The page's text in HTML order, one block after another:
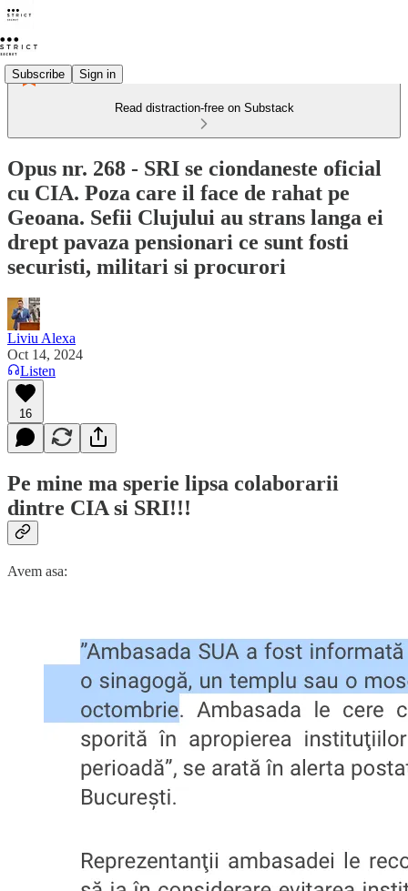
Subscribe Sign in
Read distraction-free on Substack
Opus nr. 268 - SRI se ciondaneste oficial
cu CIA. Poza care il face de rahat pe
Geoana. Sefii Clujului au strans langa ei
drept pavaza pensionari ce sunt fosti
securisti, militari si procurori
Liviu Alexa
Oct 14, 2024
Listen
16
Pe mine ma sperie lipsa colaborarii
dintre CIA si SRI!!!
Avem asa: